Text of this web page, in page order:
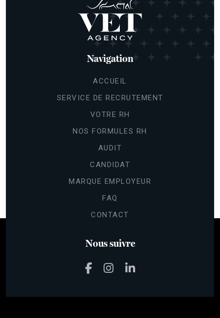
personnaliser le contenu et les annonces,
'Préférences de cookies' situé dans le pied de page.
Lire la politique de confidentialité
Voici pourquoi nous utilisons des cookies.
Navigation
ACCUEIL
SERVICE DE RECRUTEMENT
VOTRE RH
NOS FORMULES RH
AUDIT
CANDIDAT
MARQUE EMPLOYEUR
FAQ
CONTACT
Nous suivre